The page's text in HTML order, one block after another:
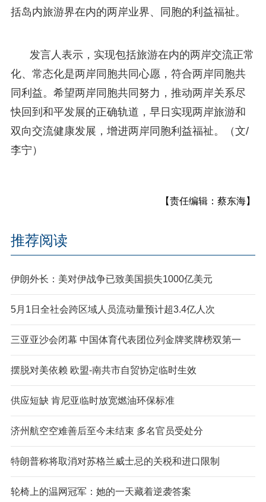
括岛内旅游界在内的两岸业界、同胞的利益福祉。
发言人表示，实现包括旅游在内的两岸交流正常
化、常态化是两岸同胞共同心愿，符合两岸同胞共
同利益。希望两岸同胞共同努力，推动两岸关系尽
快回到和平发展的正确轨道，早日实现两岸旅游和
双向交流健康发展，增进两岸同胞利益福祉。（文/
李宁）
【责任编辑：蔡东海】
推荐阅读
伊朗外长：美对伊战争已致美国损失1000亿美元
5月1日全社会跨区域人员流动量预计超3.4亿人次
三亚亚沙会闭幕 中国体育代表团位列金牌奖牌榜双第一
摆脱对美依赖 欧盟-南共市自贸协定临时生效
供应短缺 肯尼亚临时放宽燃油环保标准
济州航空空难善后至今未结束 多名官员受处分
特朗普称将取消对苏格兰威士忌的关税和进口限制
轮椅上的温网冠军：她的一天藏着逆袭答案